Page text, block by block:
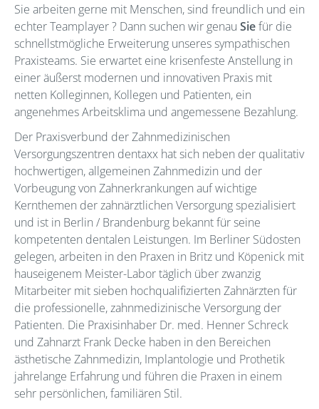
Sie arbeiten gerne mit Menschen, sind freundlich und ein
echter Teamplayer ? Dann suchen wir genau Siefür die
schnellstmögliche Erweiterung unseres sympathischen
Praxisteams. Sie erwartet eine krisenfeste Anstellung in
einer äußerst modernen und innovativen Praxis mit
netten Kolleginnen, Kollegen und Patienten, ein
angenehmes Arbeitsklima und angemessene Bezahlung.
Der Praxisverbund der Zahnmedizinischen
Versorgungszentren dentaxx hat sich neben der qualitativ
hochwertigen, allgemeinen Zahnmedizin und der
Vorbeugung von Zahnerkrankungen auf wichtige
Kernthemen der zahnärztlichen Versorgung spezialisiert
und ist in Berlin / Brandenburg bekannt für seine
kompetenten dentalen Leistungen. Im Berliner Südosten
gelegen, arbeiten in den Praxen in Britz und Köpenick mit
hauseigenem Meister-Labor täglich über zwanzig
Mitarbeiter mit sieben hochqualifizierten Zahnärzten für
die professionelle, zahnmedizinische Versorgung der
Patienten. Die Praxisinhaber Dr. med. Henner Schreck
und Zahnarzt Frank Decke haben in den Bereichen
ästhetische Zahnmedizin, Implantologie und Prothetik
jahrelange Erfahrung und führen die Praxen in einem
sehr persönlichen, familiären Stil.